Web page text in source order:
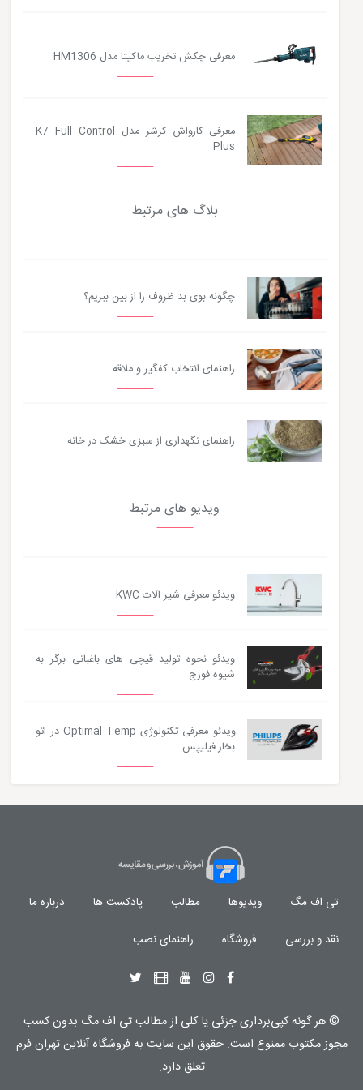
معرفی چکش تخریب ماکیتا مدل HM1306
معرفی کارواش کرشر مدل K7 Full Control
Plus
بلاگ های مرتبط
چگونه بوی بد ظروف را از بین ببریم؟
راهنمای انتخاب کفگیر و ملاقه
راهنمای نگهداری از سبزی خشک در خانه
ویدیو های مرتبط
ویدئو معرفی شیر آلات KWC
ویدئو نحوه تولید قیچی های باغبانی برگر به
شیوه فورج
ویدئو معرفی تکنولوژی Optimal Temp در اتو
بخار فیلیپس
تی اف مگ ویدیوها مطالب پادکست ها درباره ما
نقد و بررسی فروشگاه راهنمای نصب
© هر گونهکپی‌برداری جزئی یا کلی از مطالب تی اف مگ بدون کسب
مجوز مکتوبممنوع است. حقوق این سایت بهفروشگاه آنلاین تهران فرم
تعلق دارد.